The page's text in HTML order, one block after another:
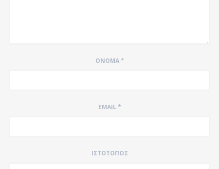
ΌΝΟΜΑ*
EMAIL*
ΙΣΤΌΤΟΠΟΣ